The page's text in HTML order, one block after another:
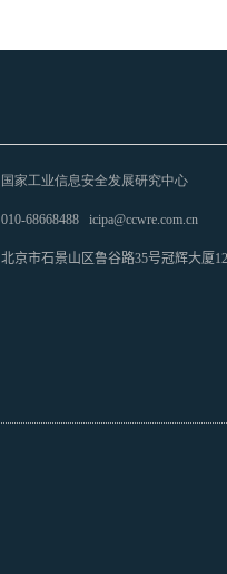
国家工业信息安全发展研究中心
010-68668488 icipa@ccwre.com.cn
北京市石景山区鲁谷路35号冠辉大厦